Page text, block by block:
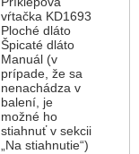
vŕtačka KD1693
Ploché dláto
Špicaté dláto
Manuál (v
prípade, že sa
nenachádza v
balení, je
možné ho
stiahnuť v sekcii
„Na stiahnutie“)